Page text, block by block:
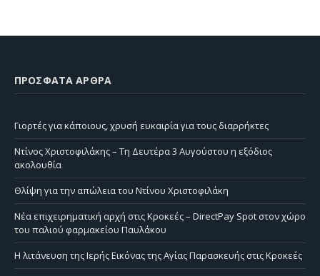
ΠΡΌΣΦΑΤΑ ΆΡΘΡΑ
Γιορτές για κάποιους, χρυσή ευκαιρία για τους διαρρήκτες
Ντίνος Χριστοφιλάκης – Τη Δευτέρα 3 Αυγούστου η εξόδιος
ακολουθία
Θλίψη για την απώλεια του Ντίνου Χριστοφιλάκη
Νέα επιχειρηματική αρχή στις Κροκεές – DirectPay Spot στον χώρο
του παλιού φαρμακείου Παυλάκου
Η λιτάνευση της Ιερής Εικόνας της Αγίας Παρασκευής στις Κροκεές